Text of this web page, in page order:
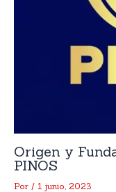
Origen y
PINOS
Por / 1 junio, 2023